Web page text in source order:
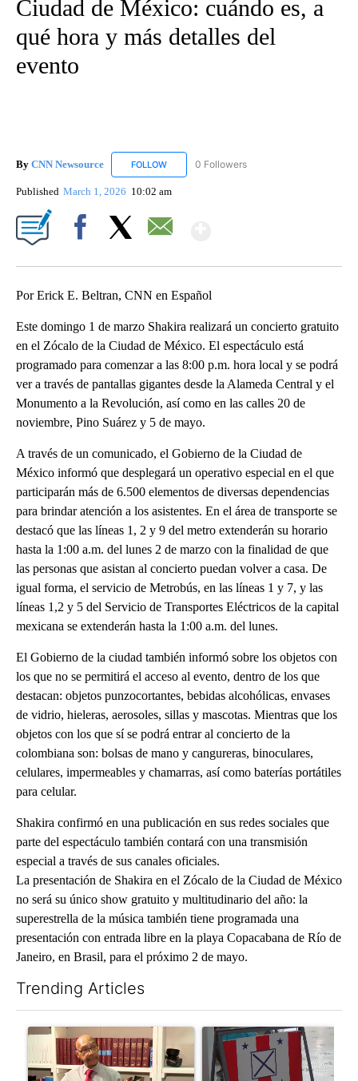
Ciudad de México: cuándo es, a
qué hora y más detalles del
evento
By CNN Newsource FOLLOW FOLLOW "CNN NEWSOURCE" TO RECEIVE
0 Followers
Published March 1, 2026 10:02 am
Por Erick E. Beltran, CNN en Español
Este domingo 1 de marzo Shakira realizará un concierto gratuito
en el Zócalo de la Ciudad de México. El espectáculo está
programado para comenzar a las 8:00 p.m. hora local y se podrá
ver a través de pantallas gigantes desde la Alameda Central y el
Monumento a la Revolución, así como en las calles 20 de
noviembre, Pino Suárez y 5 de mayo.
A través de un comunicado, el Gobierno de la Ciudad de
México informó que desplegará un operativo especial en el que
participarán más de 6.500 elementos de diversas dependencias
para brindar atención a los asistentes. En el área de transporte se
destacó que las líneas 1, 2 y 9 del metro extenderán su horario
hasta la 1:00 a.m. del lunes 2 de marzo con la finalidad de que
las personas que asistan al concierto puedan volver a casa. De
igual forma, el servicio de Metrobús, en las líneas 1 y 7, y las
líneas 1,2 y 5 del Servicio de Transportes Eléctricos de la capital
mexicana se extenderán hasta la 1:00 a.m. del lunes.
El Gobierno de la ciudad también informó sobre los objetos con
los que no se permitirá el acceso al evento, dentro de los que
destacan: objetos punzocortantes, bebidas alcohólicas, envases
de vidrio, hieleras, aerosoles, sillas y mascotas. Mientras que los
objetos con los que sí se podrá entrar al concierto de la
colombiana son: bolsas de mano y cangureras, binoculares,
celulares, impermeables y chamarras, así como baterías portátiles
para celular.
Shakira confirmó en una publicación en sus redes sociales que
parte del espectáculo también contará con una transmisión
especial a través de sus canales oficiales.
La presentación de Shakira en el Zócalo de la Ciudad de México
no será su único show gratuito y multitudinario del año: la
superestrella de la música también tiene programada una
presentación con entrada libre en la playa Copacabana de Río de
Janeiro, en Brasil, para el próximo 2 de mayo.
Trending Articles
A trending article titled "Local man starting organization to
A trending article titled